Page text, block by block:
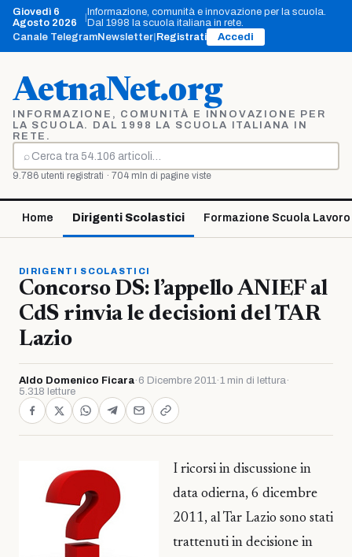
Vai
contenuto
Giovedì 6
Agosto 2026
Informazione, comunità e innovazione per la scuola.
Dal 1998 la scuola italiana in rete.
Canale TelegramNewsletter Registrati Accedi
AetnaNet.org
INFORMAZIONE, COMUNITÀ E INNOVAZIONE PER
LA SCUOLA. DAL 1998 LA SCUOLA ITALIANA IN
RETE.
⌕
Cerca
9.786 utenti registrati · 704 mln di pagine viste
Home Dirigenti Scolastici Formazione Scuola Lavoro
DIRIGENTI SCOLASTICI
Concorso DS: l’appello ANIEF al
CdS rinvia le decisioni del TAR
Lazio
Aldo Domenico Ficara· 6 Dicembre 2011·1 min di lettura·
5.318 letture
I ricorsi in discussione in
data odierna, 6 dicembre
2011, al Tar Lazio sono stati
trattenuti in decisione in